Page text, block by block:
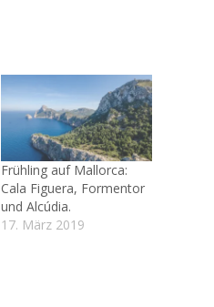
Frühling auf Mallorca:
Cala Figuera, Formentor
und Alcúdia.
17. März 2019